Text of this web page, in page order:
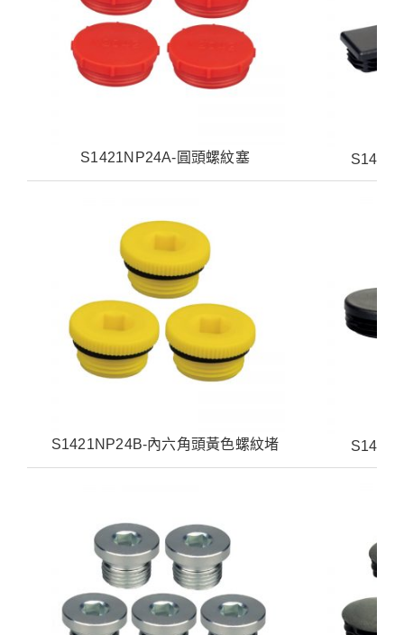
S1421NP24A-圓頭螺紋塞
S1421NP24B-內六角頭黃色螺紋堵